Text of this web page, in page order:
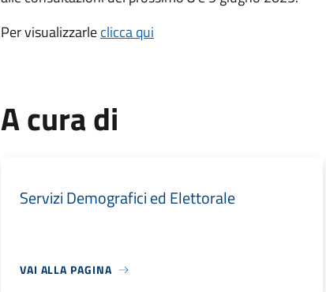
Per visualizzarleclicca qui
A cura di
Servizi Demografici ed Elettorale
VAI ALLA PAGINA